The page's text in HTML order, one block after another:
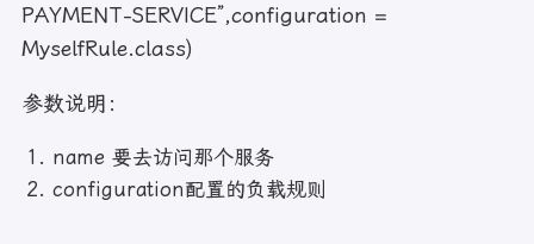
PAYMENT-SERVICE”,configuration =
MyselfRule.class)
参数说明：
name 要去访问那个服务
configuration配置的负载规则